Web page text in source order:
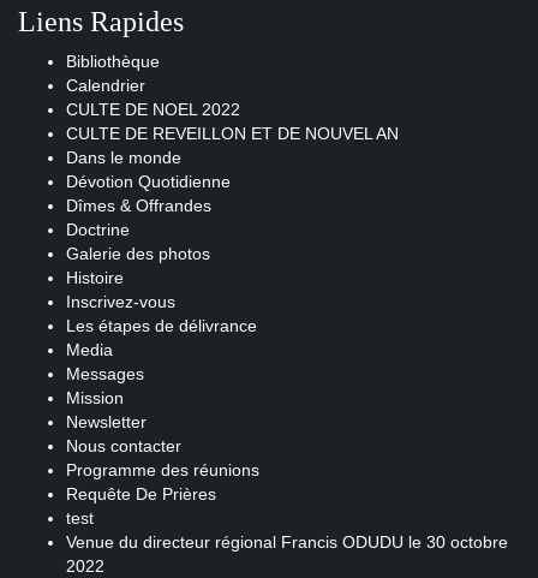
Liens Rapides
Bibliothèque
Calendrier
CULTE DE NOEL 2022
CULTE DE REVEILLON ET DE NOUVEL AN
Dans le monde
Dévotion Quotidienne
Dîmes & Offrandes
Doctrine
Galerie des photos
Histoire
Inscrivez-vous
Les étapes de délivrance
Media
Messages
Mission
Newsletter
Nous contacter
Programme des réunions
Requête De Prières
test
Venue du directeur régional Francis ODUDU le 30 octobre
2022